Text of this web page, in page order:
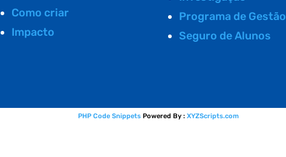
Como criar
Impacto
Programa de Gestão
Seguro de Alunos
PHP Code Snippets Powered By : XYZScripts.com